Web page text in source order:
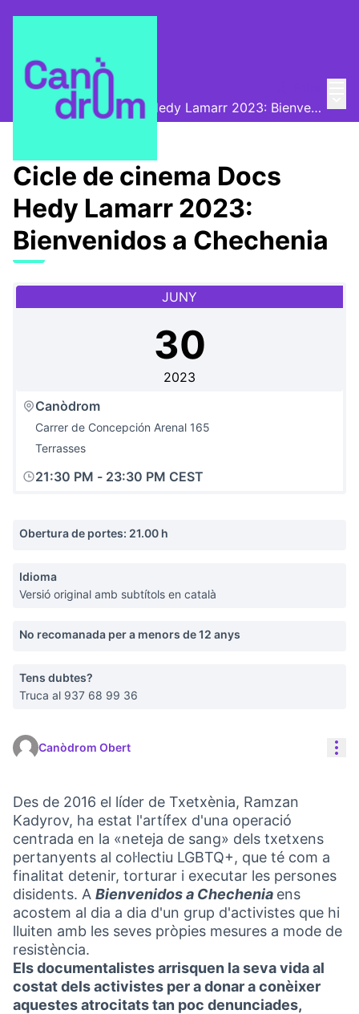
Canòdrom Obert
Cicle de cinema Docs Hedy Lamarr 2023: Bienvenidos a Chechenia
Cicle de cinema Docs
Hedy Lamarr 2023:
Bienvenidos a Chechenia
JUNY
30
2023
Canòdrom
Carrer de Concepción Arenal 165
Terrasses
21:30 PM - 23:30 PM CEST
Obertura de portes: 21.00 h
Idioma
Versió original amb subtítols en català
No recomanada per a menors de 12 anys
Tens dubtes?
Truca al 937 68 99 36
Canòdrom Obert
Des de 2016 el líder de Txetxènia, Ramzan
Kadyrov, ha estat l'artífex d'una operació
centrada en la «neteja de sang» dels txetxens
pertanyents al col·lectiu LGBTQ+, que té com a
finalitat detenir, torturar i executar les persones
disidents. A Bienvenidos a Chechenia ens
acostem al dia a dia d'un grup d'activistes que hi
lluiten amb les seves pròpies mesures a mode de
resistència.
Els documentalistes arrisquen la seva vida al
costat dels activistes per a donar a conèixer
aquestes atrocitats tan poc denunciades,